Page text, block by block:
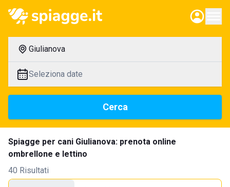
Giulianova
Seleziona date
Cerca
Spiagge per cani Giulianova: prenota online
ombrellone e lettino
40 Risultati